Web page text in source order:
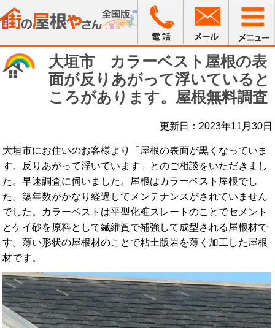
大垣市 カラーベスト屋根の表
面が反りあがって浮いていると
ころがあります。屋根無料調査
更新日：2023年11月30日
大垣市にお住いのお客様より「屋根の表面が黒くなっていま
す。反りあがって浮いています」とのご相談をいただきまし
た。早速調査に伺いました。屋根はカラーベスト屋根でし
た。築年数がかなり経過してメンテナンスがされていません
でした。カラーベストは平型化粧スレートのことでセメント
とケイ砂を原料として繊維質で補強して成型される屋根材で
す。薄い形状の屋根材のことで粘土版岩を薄く加工した屋根
材です。